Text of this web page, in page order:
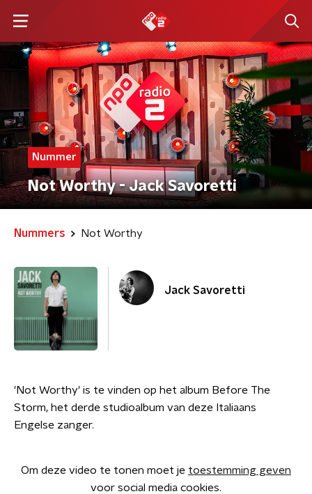
Nummer
Not Worthy - Jack Savoretti
Nummers Not Worthy
Jack Savoretti
'Not Worthy' is te vinden op het album Before The
Storm, het derde studioalbum van deze Italiaans
Engelse zanger.
Om deze video te tonen moet je toestemming geven
voor social media cookies.